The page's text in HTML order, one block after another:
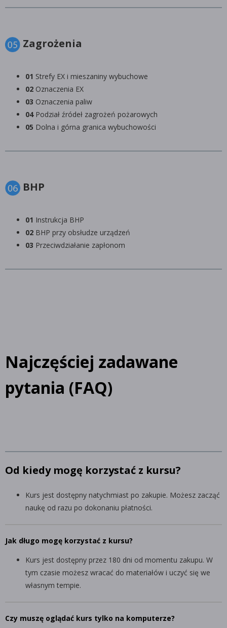
Zagrożenia
01 Strefy EX i mieszaniny wybuchowe
02 Oznaczenia EX
03 Oznaczenia paliw
04Podział źródeł zagrożeń pożarowych
05 Dolna i górna granica wybuchowości
BHP
01 Instrukcja BHP
02 BHP przy obsłudze urządzeń
03 Przeciwdziałanie zapłonom
Najczęściej zadawane
pytania (FAQ)
Od kiedy mogę korzystać z kursu?
Kurs jest dostępny natychmiast po zakupie. Możesz zacząć
naukę od razu po dokonaniu płatności.
Jak długo mogę korzystać z kursu?
Kurs jest dostępny przez 180 dni od momentu zakupu. W
tym czasie możesz wracać do materiałów i uczyć się we
własnym tempie.
Czy muszę oglądać kurs tylko na komputerze?